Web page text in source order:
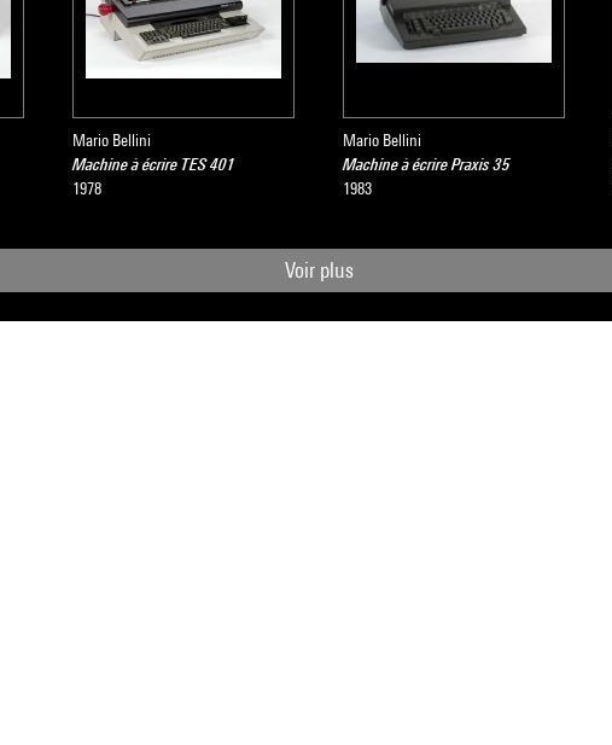
Mario Bellini
Machine à écrire TES 401
1978
Mario Bellini
Machine à écrire Praxis 35
1983
Voir plus